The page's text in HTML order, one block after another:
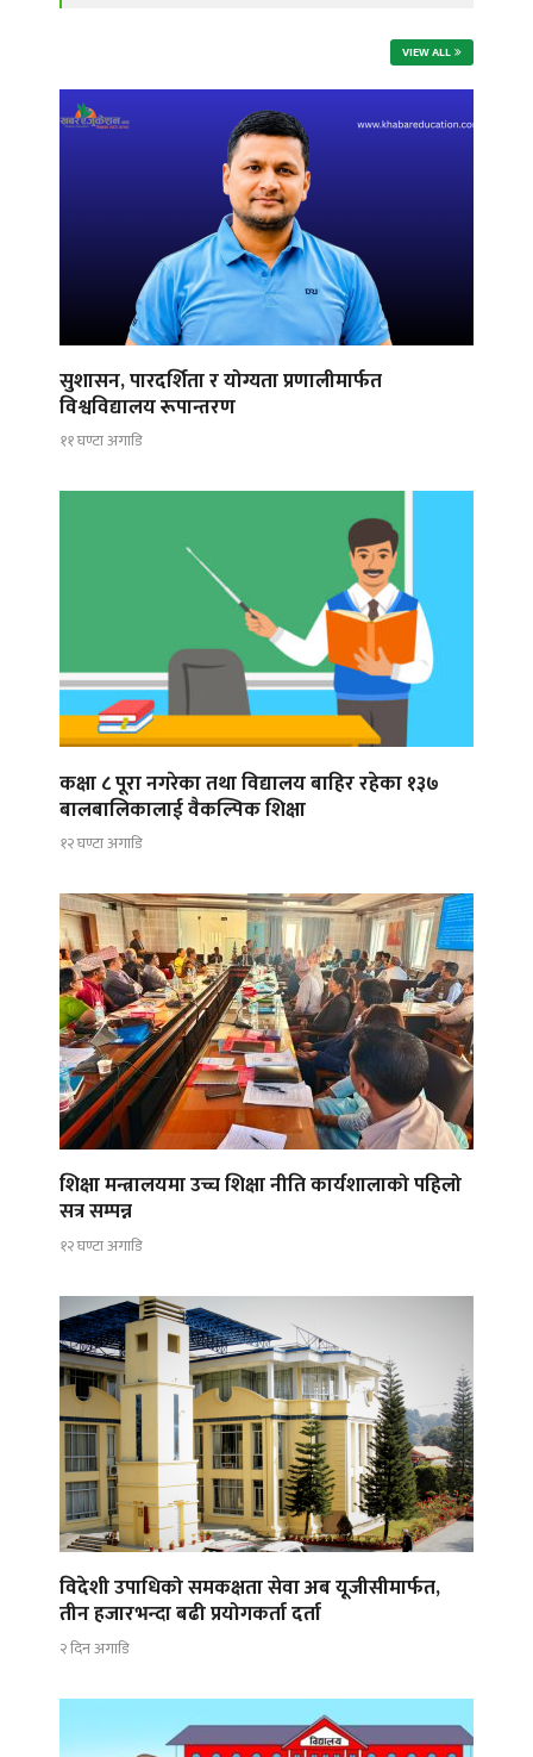
VIEW ALL
सुशासन, पारदर्शिता र योग्यता प्रणालीमार्फत
विश्वविद्यालय रूपान्तरण
११ घण्टा अगाडि
कक्षा ८ पूरा नगरेका तथा विद्यालय बाहिर रहेका १३७
बालबालिकालाई वैकल्पिक शिक्षा
१२ घण्टा अगाडि
शिक्षा मन्त्रालयमा उच्च शिक्षा नीति कार्यशालाको पहिलो
सत्र सम्पन्न
१२ घण्टा अगाडि
विदेशी उपाधिको समकक्षता सेवा अब यूजीसीमार्फत,
तीन हजारभन्दा बढी प्रयोगकर्ता दर्ता
२ दिन अगाडि